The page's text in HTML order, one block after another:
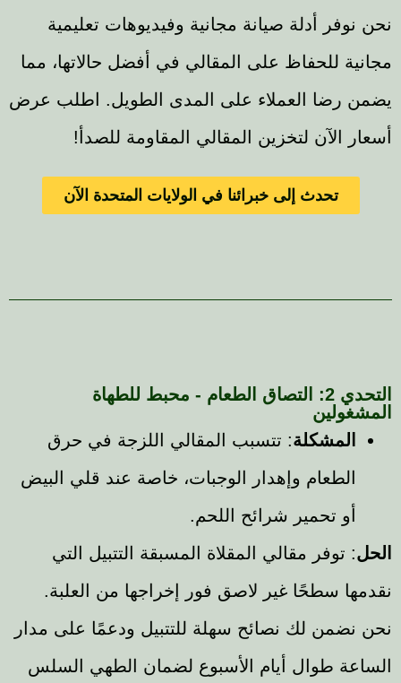
أدلة صيانة مجانية وفيديوهات تعليمية
للحفاظ على المقالي في أفضل حالاتها، مما
رضا العملاء على المدى الطويل. اطلب عرض
الآن لتخزين المقالي المقاومة للصدأ!
تحدث إلى خبرائنا في الولايات المتحدة الآن
التحدي 2: التصاق الطعام - محبط للطهاة
المشكلة: تتسبب المقالي اللزجة في حرق
الطعام وإهدار الوجبات، خاصة عند قلي البيض
أو تحمير شرائح اللحم.
: توفر مقالي المقلاة المسبقة التتبيل التي
سطحًا غير لاصق فور إخراجها من العلبة.
لك نصائح سهلة للتتبيل ودعمًا على مدار
طوال أيام الأسبوع لضمان الطهي السلس